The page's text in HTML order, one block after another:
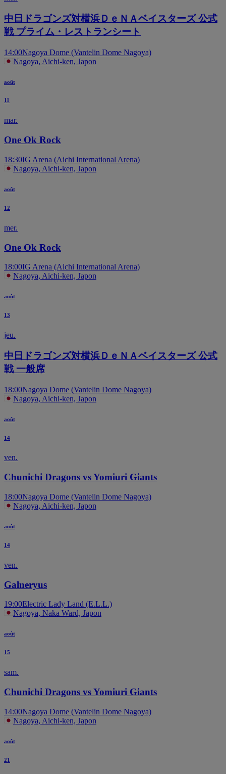
中日ドラゴンズ対横浜ＤｅＮＡベイスターズ 公式
戦 プライム・レストランシート
14:00Nagoya Dome (Vantelin Dome Nagoya)
Nagoya, Aichi-ken, Japon
août
11
mar.
One Ok Rock
18:30IG Arena (Aichi International Arena)
Nagoya, Aichi-ken, Japon
août
12
mer.
One Ok Rock
18:00IG Arena (Aichi International Arena)
Nagoya, Aichi-ken, Japon
août
13
jeu.
中日ドラゴンズ対横浜ＤｅＮＡベイスターズ 公式
戦 一般席
18:00Nagoya Dome (Vantelin Dome Nagoya)
Nagoya, Aichi-ken, Japon
août
14
ven.
Chunichi Dragons vs Yomiuri Giants
18:00Nagoya Dome (Vantelin Dome Nagoya)
Nagoya, Aichi-ken, Japon
août
14
ven.
Galneryus
19:00Electric Lady Land (E.L.L.)
Nagoya, Naka Ward, Japon
août
15
sam.
Chunichi Dragons vs Yomiuri Giants
14:00Nagoya Dome (Vantelin Dome Nagoya)
Nagoya, Aichi-ken, Japon
août
21